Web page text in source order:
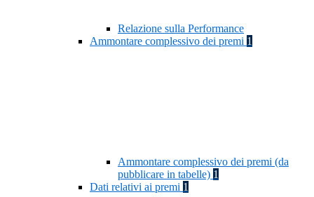
Relazione sulla Performance
Ammontare complessivo dei premi 1
Ammontare complessivo dei premi (da
pubblicare in tabelle) 1
Dati relativi ai premi 1